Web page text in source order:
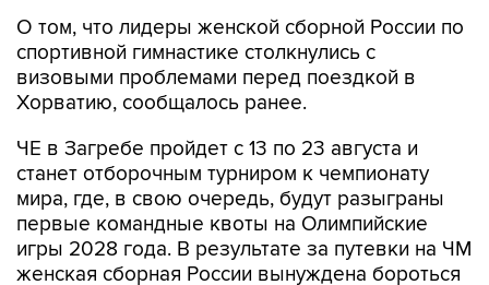
О том, что лидеры женской сборной России по
спортивной гимнастике столкнулись с
визовыми проблемами перед поездкой в
Хорватию, сообщалось ранее.
ЧЕ в Загребе пройдет с 13 по 23 августа и
станет отборочным турниром к чемпионату
мира, где, в свою очередь, будут разыграны
первые командные квоты на Олимпийские
игры 2028 года. В результате за путевки на ЧМ
женская сборная России вынуждена бороться